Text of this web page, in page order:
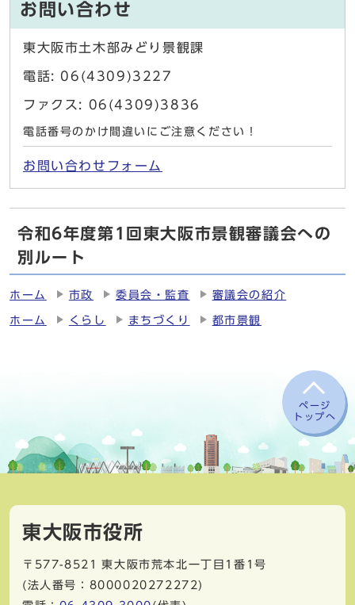
お問い合わせ
東大阪市土木部みどり景観課
電話: 06(4309)3227
ファクス: 06(4309)3836
電話番号のかけ間違いにご注意ください！
お問い合わせフォーム
令和6年度第1回東大阪市景観審議会への
別ルート
ホーム 市政 委員会・監査 審議会の紹介
ホーム くらし まちづくり 都市景観
ページ
トップへ
東大阪市役所
〒577-8521
東大阪市荒本北一丁目1番1号
(法人番号：8000020272272)